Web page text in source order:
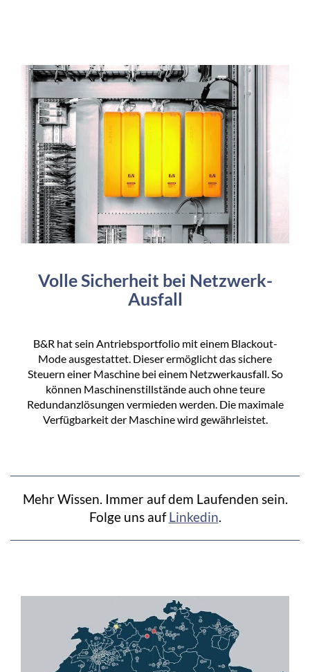
Volle Sicherheit bei Netzwerk-
Ausfall
B&R hat sein Antriebsportfolio mit einem Blackout-
Mode ausgestattet. Dieser ermöglicht das sichere
Steuern einer Maschine bei einem Netzwerkausfall. So
können Maschinenstillstände auch ohne teure
Redundanzlösungen vermieden werden. Die maximale
Verfügbarkeit der Maschine wird gewährleistet.
Mehr Wissen. Immer auf dem Laufenden sein.
Folge uns aufLinkedin.